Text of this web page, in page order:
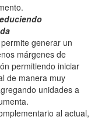
generar un
márgenes de
permitiendo iniciar
de manera muy
unidades a
al actual,